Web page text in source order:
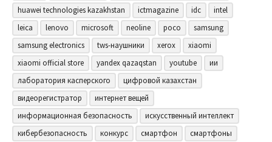
huawei technologies kazakhstan
ictmagazine idc
intel
leica
lenovo microsoft neoline poco
samsung
samsung electronics
tws-наушники xerox
xiaomi
xiaomi official store
yandex qazaqstan youtube
ии
лаборатория касперского
цифровой казахстан
видеорегистратор
интернет вещей
информационная безопасность
искусственный интеллект
кибербезопасность
конкурс смартфон
смартфоны